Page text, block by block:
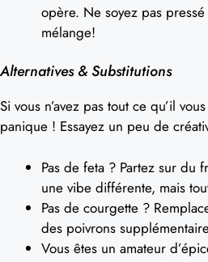
opère. Ne soyez pas
mélange!
Alternatives & Substitutions
Si vous n’avez pas tout ce qu’il
panique ! Essayez un peu de
Pas de feta ? Partez sur du
une vibe différente, mais
Pas de courgette ?
des poivrons
Vous êtes un amateur